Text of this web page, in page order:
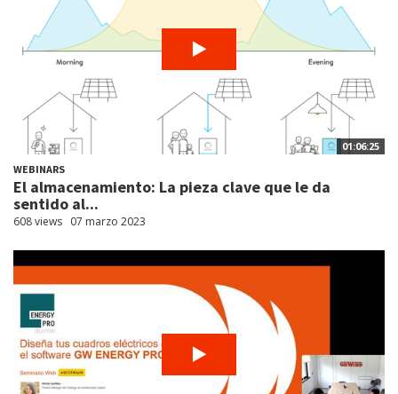
01:06:25
WEBINARS
El almacenamiento: La pieza clave que le da
sentido al...
608 views 07 marzo 2023